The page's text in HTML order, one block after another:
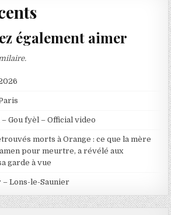
également aimer
Gou fyèl – Official video
morts à Orange : ce que la mère
pour meurtre, a révélé aux
garde à vue
– Lons-le-Saunier